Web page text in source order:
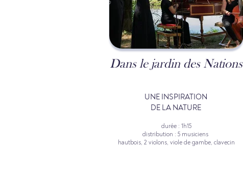
Dans le jardin des Nations
UNE INSPIRATION
DE LA NATURE
durée : 1h15
distribution : 5 musiciens
hautbois, 2 violons, viole de gambe, clavecin